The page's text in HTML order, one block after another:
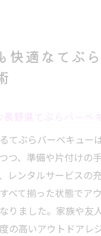
快適なてぶ
てぶらバーベキュー
つ、準備や片付けの
レンタルサービスの
べて揃った状態でア
りました。家族や友
の高いアウトドアレ